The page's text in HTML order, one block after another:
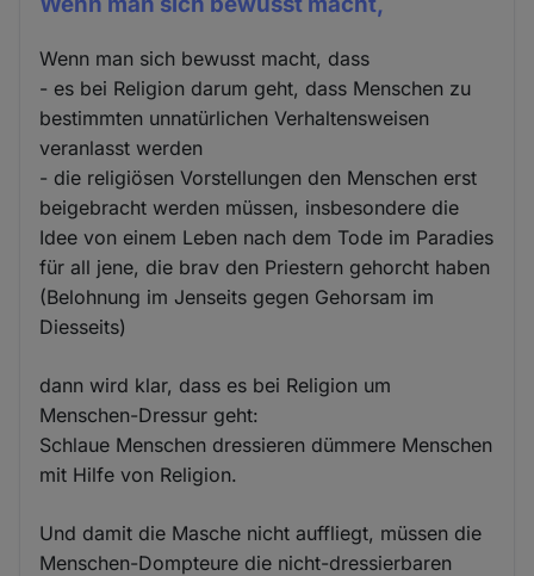
Wenn man sich bewusst macht, dass
- es bei Religion darum geht, dass Menschen zu
bestimmten unnatürlichen Verhaltensweisen
veranlasst werden
- die religiösen Vorstellungen den Menschen erst
beigebracht werden müssen, insbesondere die
Idee von einem Leben nach dem Tode im Paradies
für all jene, die brav den Priestern gehorcht haben
(Belohnung im Jenseits gegen Gehorsam im
Diesseits)
dann wird klar, dass es bei Religion um
Menschen-Dressur geht:
Schlaue Menschen dressieren dümmere Menschen
mit Hilfe von Religion.
Und damit die Masche nicht auffliegt, müssen die
Menschen-Dompteure die nicht-dressierbaren